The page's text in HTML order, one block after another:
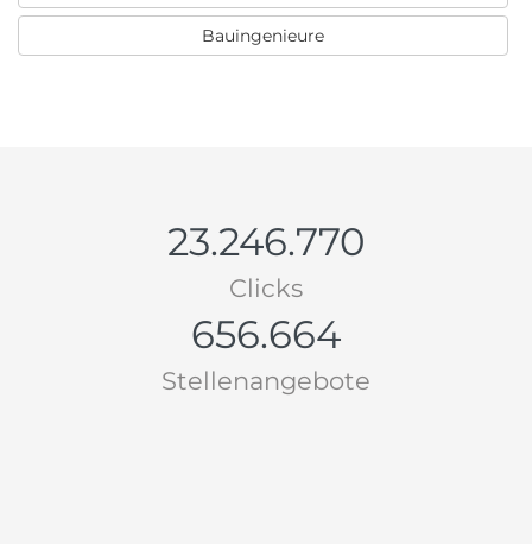
Bauingenieure
23.246.770
Clicks
656.664
Stellenangebote